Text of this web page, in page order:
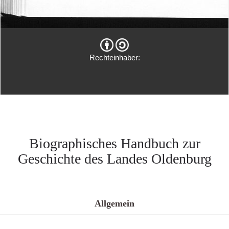
Rechteinhaber:
Biographisches Handbuch zur
Geschichte des Landes Oldenburg
Allgemein